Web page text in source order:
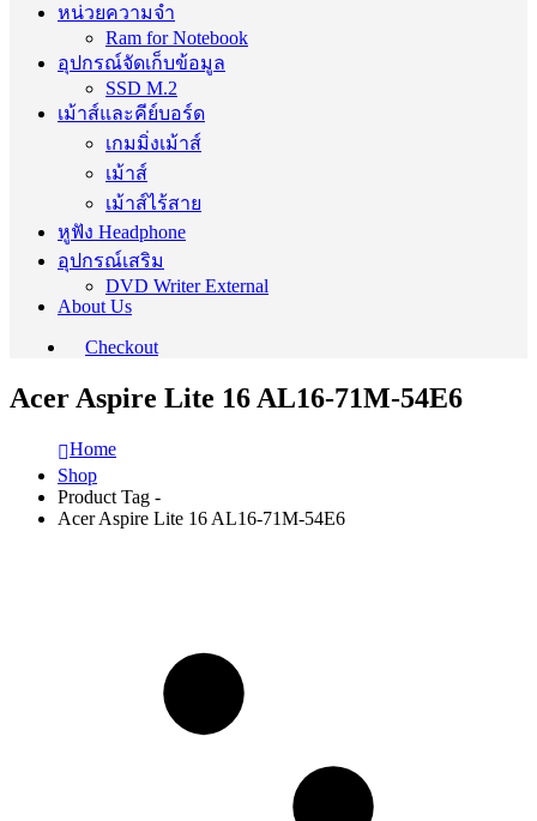
หน่วยความจำ
Ram for Notebook
อุปกรณ์จัดเก็บข้อมูล
SSD M.2
เม้าส์และคีย์บอร์ด
เกมมิ่งเม้าส์
เม้าส์
เม้าส์ไร้สาย
หูฟัง Headphone
อุปกรณ์เสริม
DVD Writer External
About Us
Checkout
Acer Aspire Lite 16 AL16-71M-54E6
Home
Shop
Product Tag -
Acer Aspire Lite 16 AL16-71M-54E6